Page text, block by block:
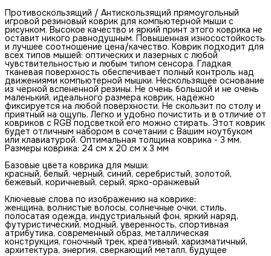
Противоскользящий / Антискользящий прямоугольный
игровой резиновый коврик для компьютерной мыши с
рисунком. Высокое качество и яркий принт этого коврика не
оставит никого равнодушным. Повышенная износостойкость
и лучшее соотношение цена/качество. Коврик подходит для
всех типов мышей: оптических и лазерных с любой
чувствительностью и любым типом сенсора. Гладкая
тканевая поверхность обеспечивает полный контроль над
движениями компьютерной мышки. Нескользящее основание
из чёрной вспененной резины. Не очень большой и не очень
маленький, идеального размера коврик, надёжно
фиксируется на любой поверхности. Не скользит по столу и
приятный на ощупь. Легко и удобно почистить и в отличие от
ковриков с RGB подсветкой его можно стирать. Этот коврик
будет отличным набором в сочетании с Вашим ноутбуком
или клавиатурой. Оптимальная толщина коврика - 3 мм.
Размеры коврика: 24 см x 20 см x 3 мм
Базовые цвета коврика для мыши:
красный, белый, черный, синий, серебристый, золотой,
бежевый, коричневый, серый, ярко-оранжевый
Ключевые слова по изображению на коврике:
женщина, волнистые волосы, солнечные очки, стиль,
полосатая одежда, индустриальный фон, яркий наряд,
футуристический, модный, уверенность, спортивная
атрибутика, современный образ, металлическая
конструкция, гоночный трек, креативный, харизматичный,
архитектура, энергия, сверкающий металл, будущее